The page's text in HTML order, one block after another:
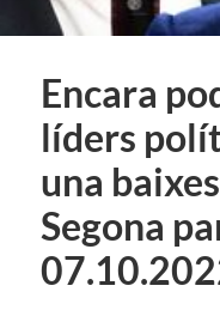
Encara
líders
una
Segona